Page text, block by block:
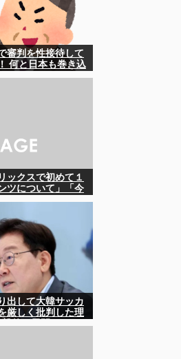
審判を性接待して
何と日本も巻き込
ックスで初めて１
ツについて」「今
出して大韓サッカ
厳しく批判した理